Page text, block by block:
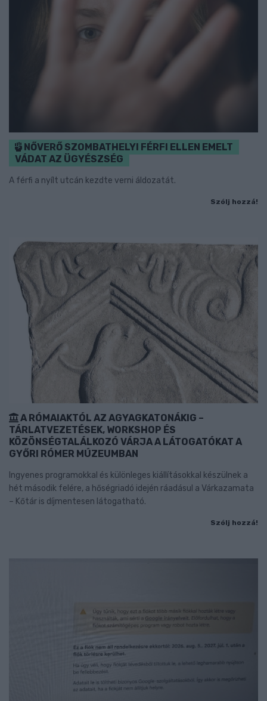
NŐVERŐ SZOMBATHELYI FÉRFI ELLEN EMELT
VÁDAT AZ ÜGYÉSZSÉG
A férfi a nyílt utcán kezdte verni áldozatát.
Szólj hozzá!
A RÓMAIAKTÓL AZ AGYAGKATONÁKIG –
TÁRLATVEZETÉSEK, WORKSHOP ÉS
KÖZÖNSÉGTALÁLKOZÓ VÁRJA A LÁTOGATÓKAT A
GYŐRI RÓMER MÚZEUMBAN
Ingyenes programokkal és különleges kiállításokkal készülnek a
hét második felére, a hőségriadó idején ráadásul a Várkazamata
– Kőtár is díjmentesen látogatható.
Szólj hozzá!